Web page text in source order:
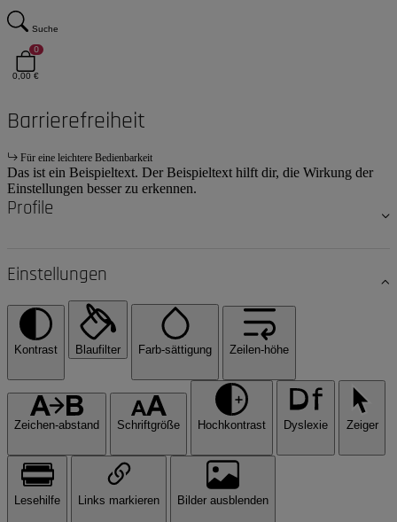
Suche
0
0,00 €
Barrierefreiheit
Für eine leichtere Bedienbarkeit
Das ist ein Beispieltext. Der Beispieltext hilft dir, die Wirkung der
Einstellungen besser zu erkennen.
Profile
Einstellungen
Kontrast Blaufilter Farb-sättigung Zeilen-höhe
Zeichen-abstand Schriftgröße Hochkontrast Dyslexie Zeiger
Lesehilfe Links markieren Bilder ausblenden